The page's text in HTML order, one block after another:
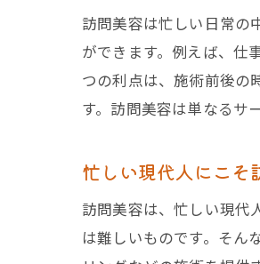
訪問美容は忙しい日常の
ができます。例えば、仕
つの利点は、施術前後の
す。訪問美容は単なるサ
忙しい現代人にこそ
訪問美容は、忙しい現代
は難しいものです。そん